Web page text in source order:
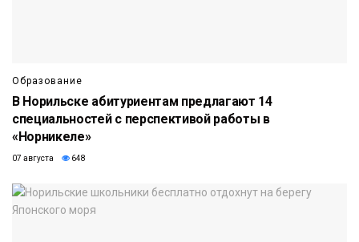
Образование
В Норильске абитуриентам предлагают 14
специальностей с перспективой работы в
«Норникеле»
07 августа 648